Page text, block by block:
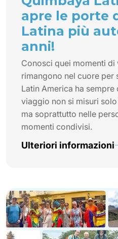
apre le porte
Latina più
anni!
Conosci quei momenti di
rimangono nel cuore per
Latin America ha
viaggio non si misuri
ma soprattutto nelle
momenti condivisi.
Ulteriori informazioni